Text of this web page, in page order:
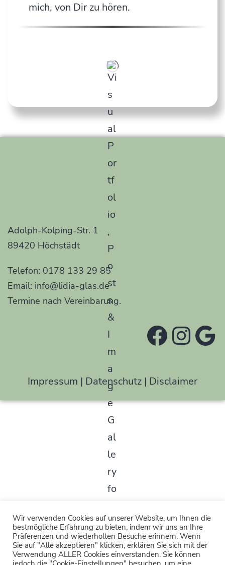
mich, von Dir zu hören.
Adolph-Kolping-Str. 1
89420 Höchstädt
Telefon: 0178 133 29 85
Email: info@lidia-glas.de
Termine nach Vereinbarung.
Impressum | Datenschutz | Disclaimer
Wir verwenden Cookies auf unserer Website, um Ihnen die
bestmögliche Erfahrung zu bieten, indem wir uns an Ihre
Präferenzen und wiederholten Besuche erinnern. Wenn
Sie auf "Alle akzeptieren" klicken, erklären Sie sich mit der
Verwendung ALLER Cookies einverstanden. Sie können